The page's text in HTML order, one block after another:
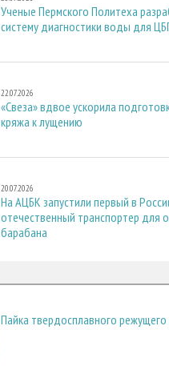
Ученые Пермского Политеха
систему диагностики воды для
22.07.2026
«Свеза» вдвое ускорила
кряжа к лущению
20.07.2026
На АЦБК запустили первый в
отечественный транспортер для
барабана
Пайка твердосплавного режущего